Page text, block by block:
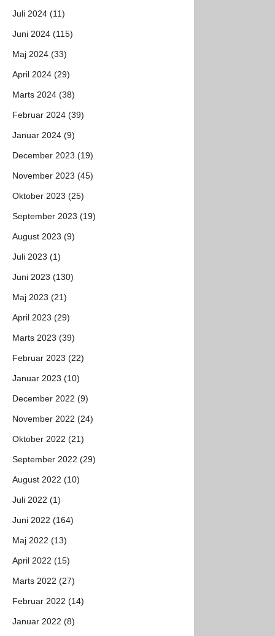
Juli 2024 (11)
Juni 2024 (115)
Maj 2024 (33)
April 2024 (29)
Marts 2024 (38)
Februar 2024 (39)
Januar 2024 (9)
December 2023 (19)
November 2023 (45)
Oktober 2023 (25)
September 2023 (19)
August 2023 (9)
Juli 2023 (1)
Juni 2023 (130)
Maj 2023 (21)
April 2023 (29)
Marts 2023 (39)
Februar 2023 (22)
Januar 2023 (10)
December 2022 (9)
November 2022 (24)
Oktober 2022 (21)
September 2022 (29)
August 2022 (10)
Juli 2022 (1)
Juni 2022 (164)
Maj 2022 (13)
April 2022 (15)
Marts 2022 (27)
Februar 2022 (14)
Januar 2022 (8)